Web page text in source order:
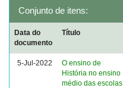
Conjunto de itens:
Data do
documento
Título
5-Jul-2022
O ensino de
História no ensino
médio das escolas